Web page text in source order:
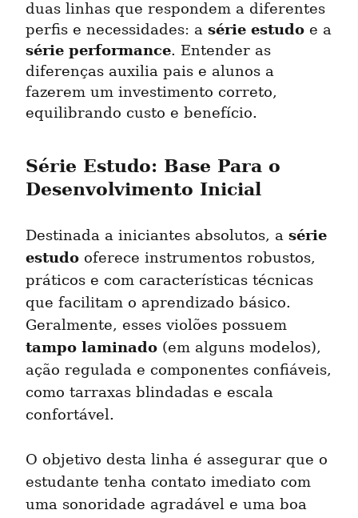
duas linhas que respondem a diferentes
perfis e necessidades: a série estudo
série performance. Entender as
diferenças auxilia pais e alunos a
fazerem um investimento correto,
equilibrando custo e benefício.
Série Estudo: Base Para o
Desenvolvimento Inicial
Destinada a iniciantes absolutos, a série
estudo oferece instrumentos robustos,
práticos e com características técnicas
que facilitam o aprendizado básico.
tampo laminado (em alguns modelos),
ação regulada e componentes confiáveis,
como tarraxas blindadas e escala
confortável.
O objetivo desta linha é assegurar que o
estudante tenha contato imediato com
uma sonoridade agradável e uma boa